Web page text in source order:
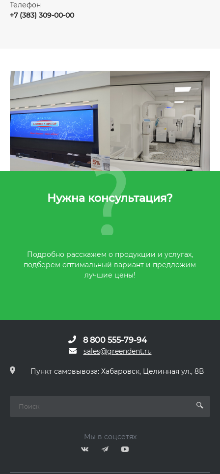
Телефон
+7 (383) 309-00-00
Нужна консультация?
Подробно расскажем о продукции и услугах,
подберем оптимальный вариант и предложим
лучшие цены!
8 800 555-79-94
sales@greendent.ru
Пункт самовывоза: Хабаровск, Целинная ул., 8В
Мы в соцсетях